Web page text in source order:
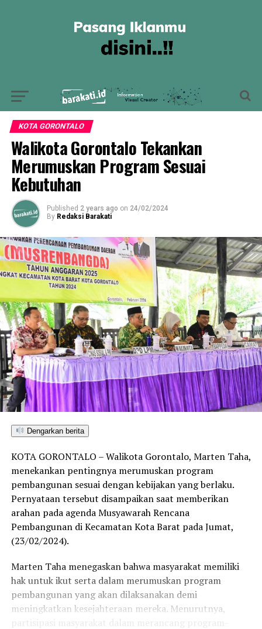
KOTA GORONTALO
Walikota Gorontalo Tekankan
Merumuskan Program Sesuai
Kebutuhan
Published 2 years ago on 24/02/2024
By Redaksi Barakati
Dengarkan berita
KOTA GORONTALO – Walikota Gorontalo, Marten Taha,
menekankan pentingnya merumuskan program
pembangunan sesuai dengan kebijakan yang berlaku.
Pernyataan tersebut disampaikan saat memberikan
arahan pada agenda Musyawarah Rencana
Pembangunan di Kecamatan Kota Barat pada Jumat,
(23/02/2024).
Marten Taha menegaskan bahwa masyarakat memiliki
hak untuk ikut serta dalam merumuskan program
pembangunan yang akan dilaksanakan demi
meningkatkan kesejahteraan mereka. Menurutnya,